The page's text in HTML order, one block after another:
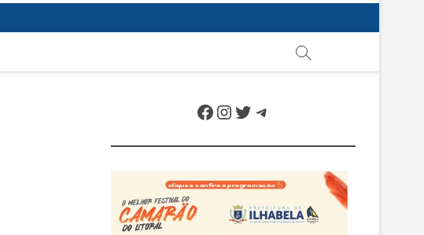
Facebook
Instagram
Twitter
Telegram